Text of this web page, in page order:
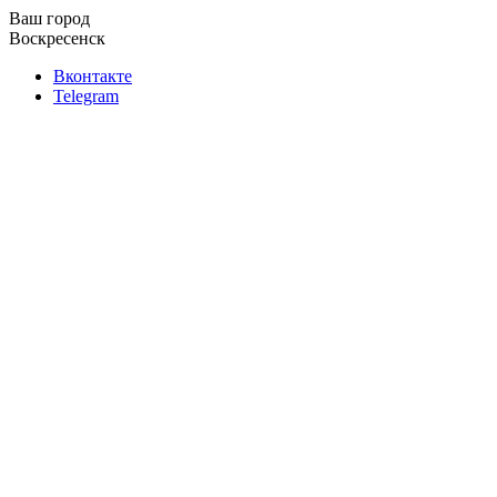
Ваш город
Воскресенск
Вконтакте
Telegram